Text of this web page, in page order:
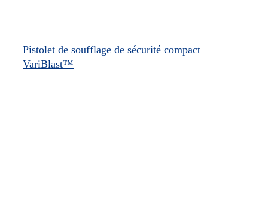
Pistolet de soufflage de sécurité compact
VariBlast™